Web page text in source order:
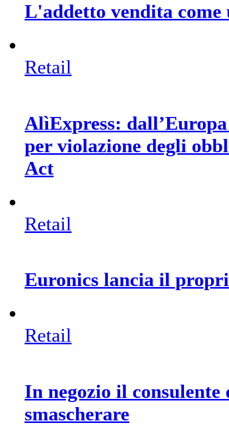
L'addetto vendita come
Retail
AlìExpress:
per violazione degli
Act
Retail
Euronics lancia il
Retail
In negozio il
smascherare